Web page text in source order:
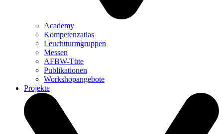
Academy
Kompetenzatlas
Leuchtturm­gruppen
Messen
AFBW-Tüte
Publikationen
Workshopangebote
Projekte